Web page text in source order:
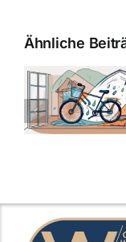
Ähnliche